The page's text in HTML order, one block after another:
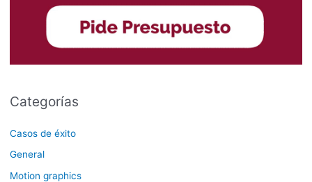
Categorías
Casos de éxito
General
Motion graphics